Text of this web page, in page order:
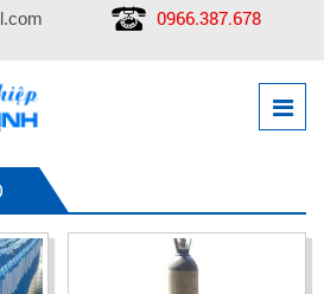
0966.387.678